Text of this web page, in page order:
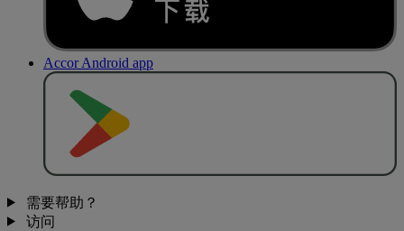
Accor Android app
需要帮助？
访问